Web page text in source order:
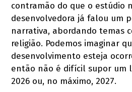
contramão do que o estúdio
desenvolvedora já falou um
narrativa, abordando temas
religião. Podemos imaginar
desenvolvimento esteja
então não é difícil supor um
2026 ou, no máximo, 2027.